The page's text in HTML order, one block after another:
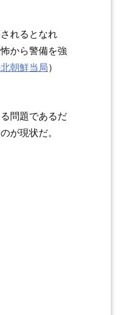
れるとなれ
から警備を強
朝鮮当局）
問題であるだ
が現状だ。